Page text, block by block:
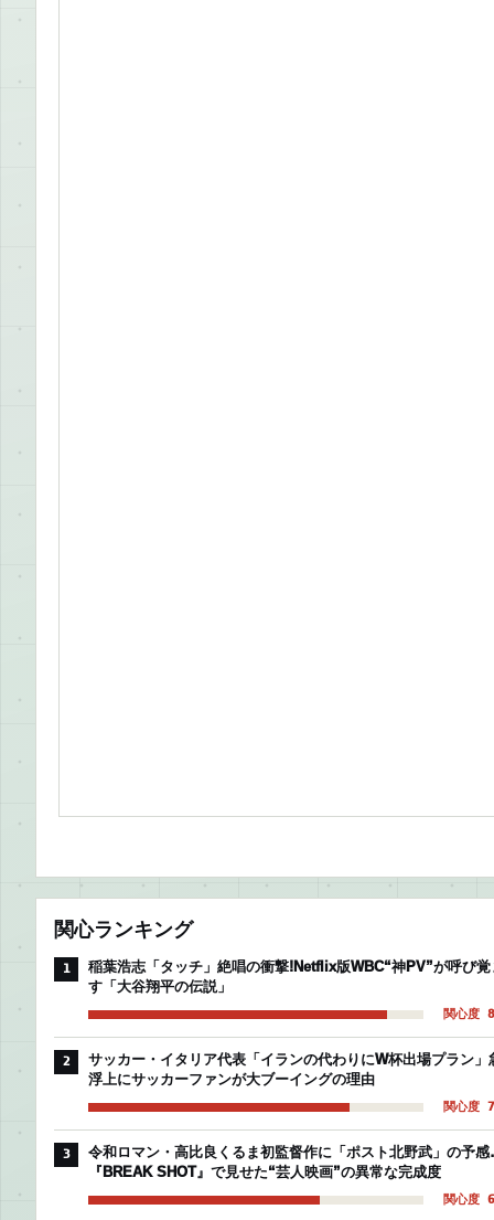
関心ランキング
1
稲葉浩志「タッチ」絶唱の衝撃!Netflix版WBC“神PV”が呼び覚
す「大谷翔平の伝説」
関心度
2
サッカー・イタリア代表「イランの代わりにW杯出場プラン」
浮上にサッカーファンが大ブーイングの理由
関心度
3
令和ロマン・高比良くるま初監督作に「ポスト北野武」の予
『BREAK SHOT』で見せた“芸人映画”の異常な完成度
関心度